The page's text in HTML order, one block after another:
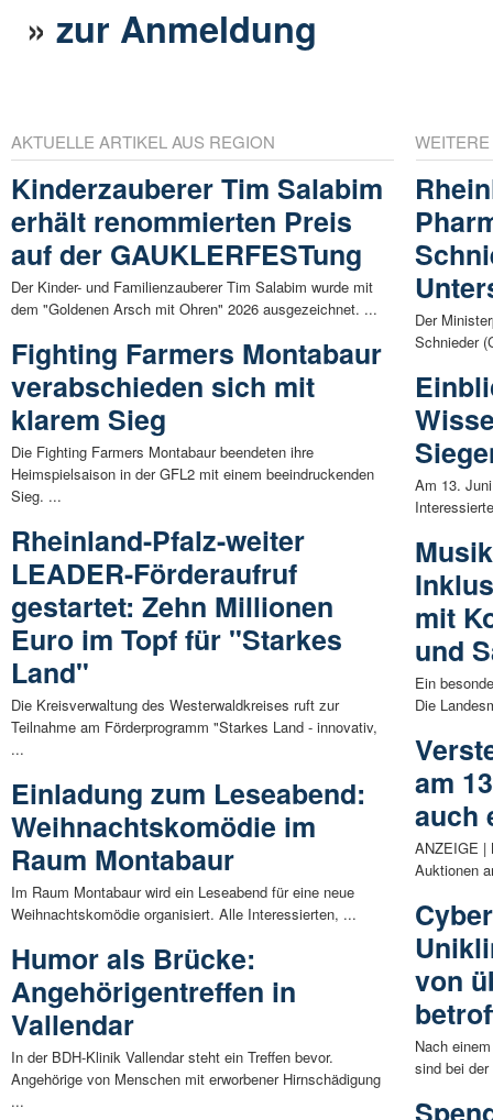
»zur Anmeldung
AKTUELLE ARTIKEL AUS REGION
Kinderzauberer Tim Salabim
erhält renommierten Preis
auf der GAUKLERFESTung
Der Kinder- und Familienzauberer Tim Salabim wurde mit
dem "Goldenen Arsch mit Ohren" 2026 ausgezeichnet. ...
Fighting Farmers Montabaur
verabschieden sich mit
klarem Sieg
Die Fighting Farmers Montabaur beendeten ihre
Heimspielsaison in der GFL2 mit einem beeindruckenden
Sieg. ...
Rheinland-Pfalz-weiter
LEADER-Förderaufruf
gestartet: Zehn Millionen
Euro im Topf für "Starkes
Land"
Die Kreisverwaltung des Westerwaldkreises ruft zur
Teilnahme am Förderprogramm "Starkes Land - innovativ,
...
Einladung zum Leseabend:
Weihnachtskomödie im
Raum Montabaur
Im Raum Montabaur wird ein Leseabend für eine neue
Weihnachtskomödie organisiert. Alle Interessierten, ...
Humor als Brücke:
Angehörigentreffen in
Vallendar
In der BDH-Klinik Vallendar steht ein Treffen bevor.
Angehörige von Menschen mit erworbener Hirnschädigung
...
Der
Schnieder
Am 13.
mit
und
Ein
Die
am
auch
ANZEIGE |
Auktionen
von
Nach
sind bei